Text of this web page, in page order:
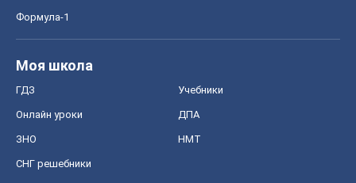
Формула-1
Моя школа
ГДЗ Учебники
Онлайн уроки ДПА
ЗНО НМТ
СНГ решебники